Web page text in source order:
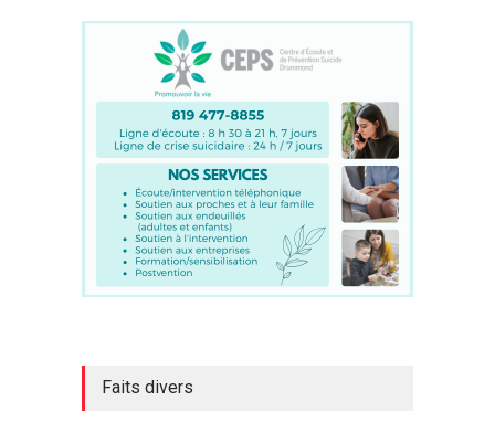
Faits divers